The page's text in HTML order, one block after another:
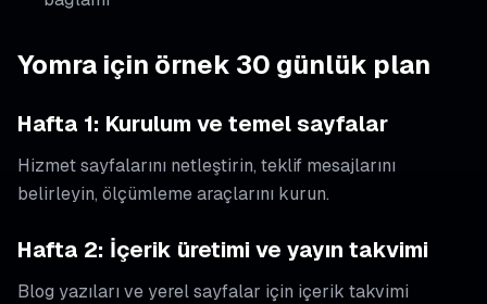
Yomra için örnek 30 günlük plan
Hafta 1: Kurulum ve temel sayfalar
Hizmet sayfalarını netleştirin, teklif mesajlarını
belirleyin, ölçümleme araçlarını kurun.
Hafta 2: İçerik üretimi ve yayın takvimi
Blog yazıları ve yerel sayfalar için içerik takvimi